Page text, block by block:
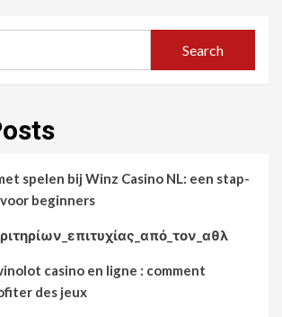
Search
spelen bij Winz Casino NL: een stap-
beginners
casino en ligne : comment
des jeux